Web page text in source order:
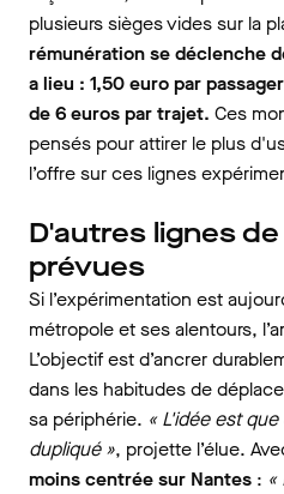
plusieurs sièges vides sur la
rémunération se déclenche
a lieu : 1,50 euro par
de 6 euros par trajet. Ces
pensés pour attirer le plus
l’offre sur ces lignes
D'autres lignes
prévues
Si l’expérimentation est
métropole et ses alentours,
L’objectif est d’ancrer
dans les habitudes de
sa périphérie. « L'idée est
dupliqué », projette l’élue.
moins centrée sur Nantes :